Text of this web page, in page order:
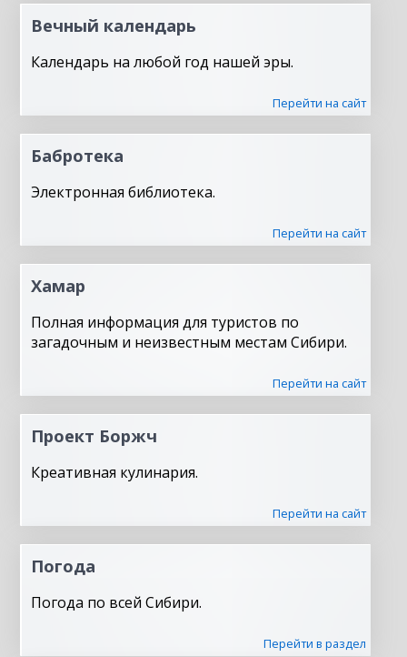
Вечный календарь
Календарь на любой год нашей эры.
Перейти на сайт
Бабротека
Электронная библиотека.
Перейти на сайт
Хамар
Полная информация для туристов по
загадочным и неизвестным местам Сибири.
Перейти на сайт
Проект Боржч
Креативная кулинария.
Перейти на сайт
Погода
Погода по всей Сибири.
Перейти в раздел